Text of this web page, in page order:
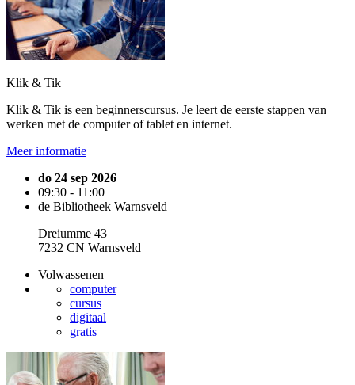
Klik & Tik
Klik & Tik is een beginnerscursus. Je leert de eerste stappen van
werken met de computer of tablet en internet.
Meer informatie
do 24 sep 2026
09:30 - 11:00
de Bibliotheek Warnsveld
Dreiumme 43
7232 CN Warnsveld
Volwassenen
computer
cursus
digitaal
gratis